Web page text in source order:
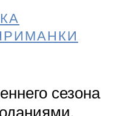
сезона